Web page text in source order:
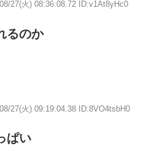
27(火) 08:36:08.72 ID:v1At8yHc0
るのか
27(火) 09:19:04.38 ID:8VO4tsbH0
ぱい